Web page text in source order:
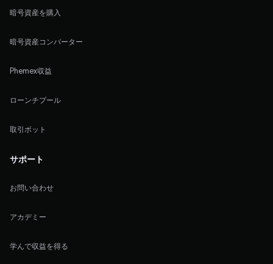
暗号資産を購入
暗号資産コンバーター
Phemex収益
ローンチプール
取引ボット
サポート
お問い合わせ
アカデミー
学んで収益を得る